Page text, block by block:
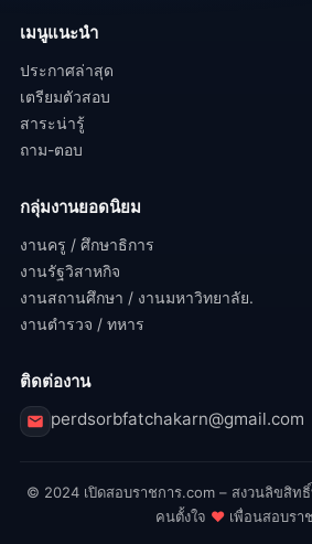
เมนูแนะนำ
ประกาศล่าสุด
เตรียมตัวสอบ
สาระน่ารู้
ถาม-ตอบ
กลุ่มงานยอดนิยม
งานครู / ศึกษาธิการ
งานรัฐวิสาหกิจ
งานสถานศึกษา / งานมหาวิทยาลัย.
งานตำรวจ / ทหาร
ติดต่องาน
perdsorbfatchakarn@gmail.com
© 2024 เปิดสอบราชการ.com – สงวนลิขสิท
คนตั้งใจ ♥ เพื่อนสอบรา